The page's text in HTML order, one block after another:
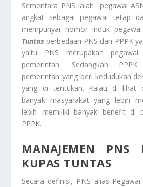
Sementara PNS ialah pegawai
angkat sebagai pegawai tetap
mempunyai nomor induk
Tuntas perbedaan PNS dan PPPK
yaitu PNS merupakan
pemerintah. Sedangkan
pemerintah yang beri kedudukan
yang di tentukan. Kalau di lihat
banyak masyarakat yang lebih
lebih memiliki banyak benefit di
PPPK.
MANAJEMEN PNS
KUPAS TUNTAS
Secara definisi, PNS alias